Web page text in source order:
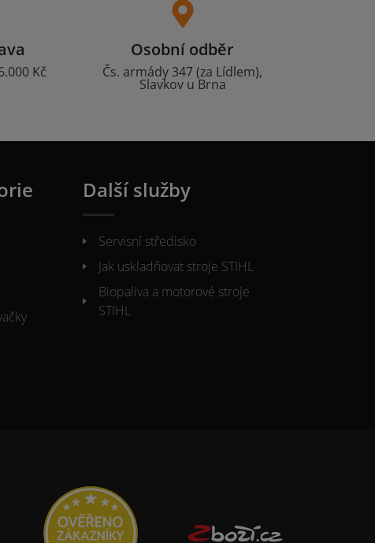
Kč
Osobní odběr
Čs. armády 347 (za Lídlem),
Slavkov u Brna
Další služby
Servisní středisko
Jak uskladňovat stroje STIHL
Biopaliva a motorové stroje
STIHL